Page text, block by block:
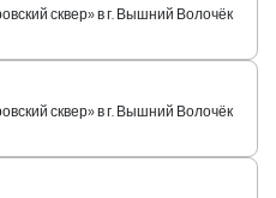
сквер» в г. Вышний Волочёк
сквер» в г. Вышний Волочёк